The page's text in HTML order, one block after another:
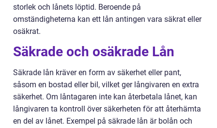
storlek och lånets löptid. Beroende på
omständigheterna kan ett lån antingen vara säkrat eller
osäkrat.
Säkrade och osäkrade Lån
Säkrade lån kräver en form av säkerhet eller pant,
såsom en bostad eller bil, vilket ger långivaren en extra
säkerhet. Om låntagaren inte kan återbetala lånet, kan
långivaren ta kontroll över säkerheten för att återhämta
en del av lånet. Exempel på säkrade lån är bolån och